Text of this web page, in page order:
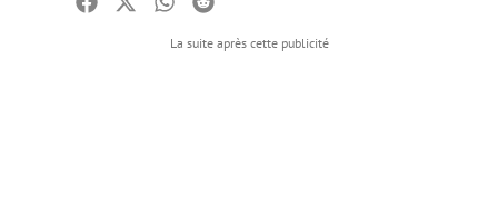
Facebook
TwitterWhatsapp
Reddit